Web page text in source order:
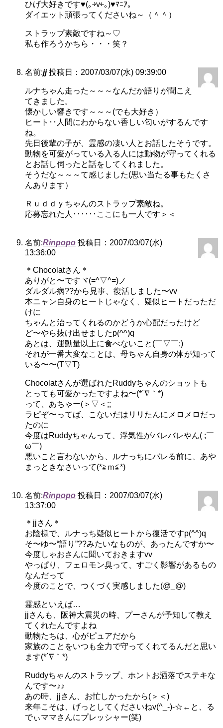
ひげ大好きです♥(｡￫v￩｡)♥ﾏﾆｱ。
ダイエット頑張ってくださいね～（＾＾）
ストラップ素敵ですね～♡
私も作ろうかちら・・・笑？
名前:jj 投稿日：2007/03/07(水) 09:39:00
ルナちゃん走った～～～なんだか語りが聞こえ
てきました。
懐かしい響きです～～～(でも大好き）
ヒート･･人間にわからない香しい匂いがするんです
ね。
先日後輩の子が、霊感の凄い人とお話したそうです。
動物を可愛がっている入る人には動物が守ってくれる
とお話し伺ったと話をしてくれました。
そうだな～～～て感じました(思い当たる事もたくさ
んあります）
Ｒｕｄｄｙちゃんのストラップ素敵ね。
応募忘れた人･･････ここにも一人です＞＜
名前:Rinpopo 投稿日：2007/03/07(水)
13:36:00
＊Chocolatさん＊
ありがと〜ですヾ(=^▽^=)ノ
ダルダル病??から見事、復活しました〜vv
本ニャン自身のヒートじゃなく、疑似ヒートだっただ
けに
ちゃんと治ってくれるのかどうか心配だったけど
ど〜やら抜け出せましたp(^^)q
あとは、運動量以上に食べないこと(￣▽￣;)
それが一番大変なことは、母ちゃん自身の体が知って
いる〜〜(T▽T)
Chocolatさんが選ばれたRuddyちゃんのショットも
とっても可愛かったですよね〜(*´∇｀*)
って、あちゃー(＞▽＜;;
ラピぞ〜ってば、こないだはリリたんにメロメロだっ
たのに
今度はRuddyちゃんって、浮気性がバレバレやん( ;￣
ω￣)ゞ
悪いこと言わないから、ルナっちにバレる前に、あや
まっときなさいって(*≧ｍ≦*)
名前:Rinpopo 投稿日：2007/03/07(水)
13:37:00
＊jjさん＊
お陰様で、ルナっち疑似ヒートから復活ですp(^^)q
そ〜ゆ〜“語り”??みたいなものが、あったんですか〜
今度しゃおさんに聞いておきますvv
やっぱり、フェロモン臭って、すごく影響があるもの
なんだって
今度のことで、つくづく実感しました(@_@)
霊感といえば…
jjさんも、阪神大震災の時、プーさんが予知して教え
てくれたんですよね
動物たちは、心がピュアだから
家族のことをいつも全力で守ってくれてるんだと思い
ます(*´∇｀*)
Ruddyちゃんのストラップ、ホントお洒落でステキな
んです〜♪♪
あの時、jjさん、お忙しかったから(＞＜)
来年こそは、げっとしてくださいねv(^_-)-☆←と、る
でぃママさんにプレッシャー(笑)